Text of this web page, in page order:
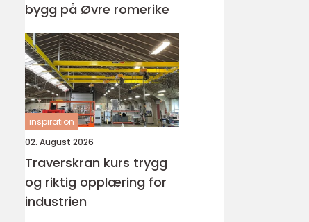
bygg på Øvre romerike
inspiration
02. August 2026
Traverskran kurs trygg
og riktig opplæring for
industrien